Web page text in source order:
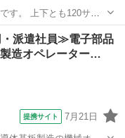
サイ
派遣社員≫電子部品
造オペレーター…
提携サイト 7月21日